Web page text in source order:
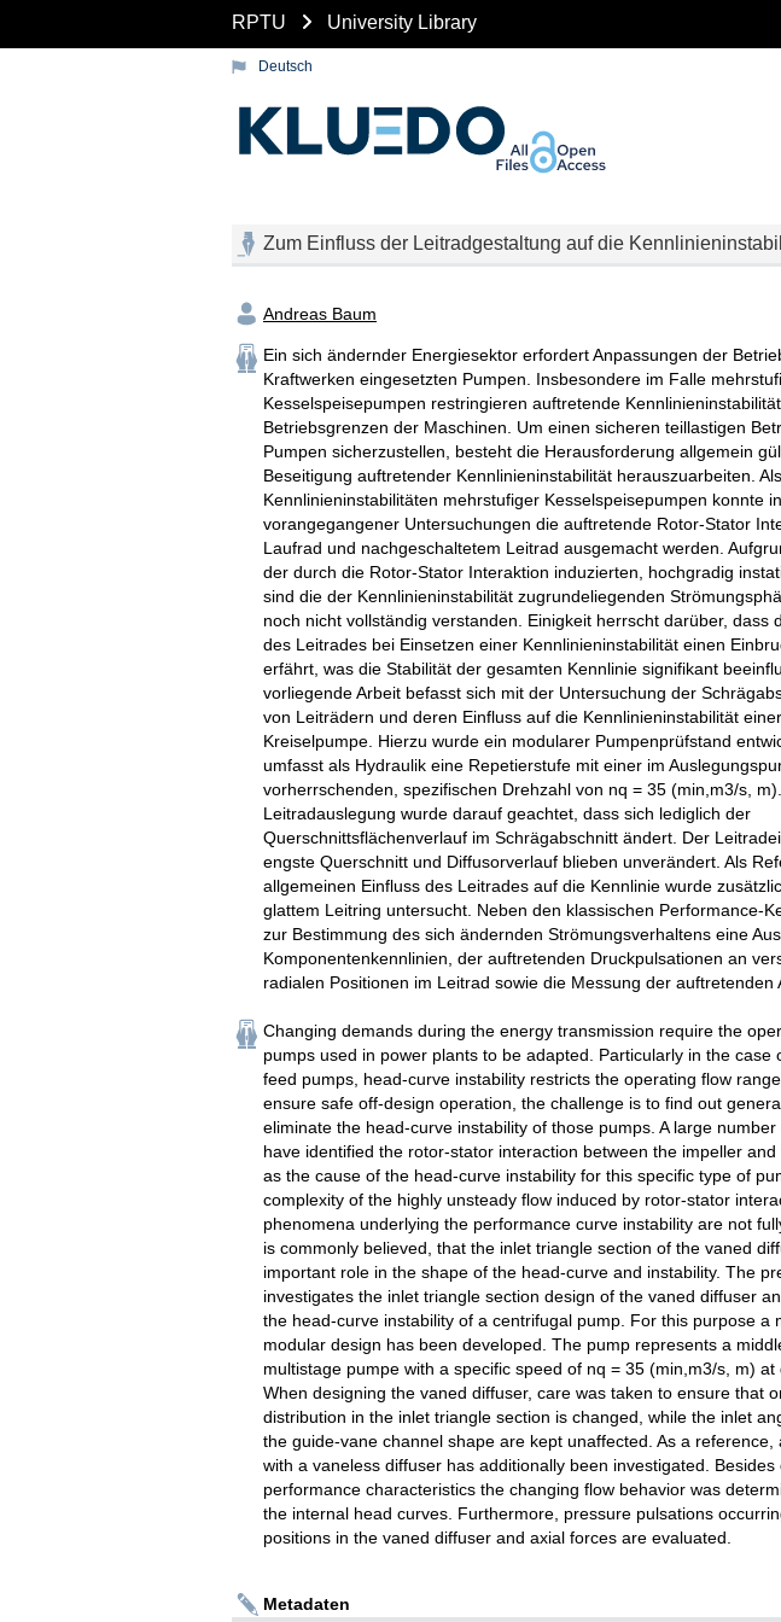
RPTU University Library
Deutsch
Zum Einfluss der Leitradgestaltung auf die
Andreas Baum
Ein sich ändernder Energiesektor erfordert Anpassungen der
Kraftwerken eingesetzten Pumpen. Insbesondere im Falle
Kesselspeisepumpen restringieren auftretende
Betriebsgrenzen der Maschinen. Um einen sicheren teillastigen
Pumpen sicherzustellen, besteht die Herausforderung allgemein
Beseitigung auftretender Kennlinieninstabilität herauszuarbeiten.
Kennlinieninstabilitäten mehrstufiger Kesselspeisepumpen konnte
vorangegangener Untersuchungen die auftretende Rotor-Stator
Laufrad und nachgeschaltetem Leitrad ausgemacht werden.
der durch die Rotor-Stator Interaktion induzierten, hochgradig
sind die der Kennlinieninstabilität zugrundeliegenden
noch nicht vollständig verstanden. Einigkeit herrscht darüber, dass
des Leitrades bei Einsetzen einer Kennlinieninstabilität einen
erfährt, was die Stabilität der gesamten Kennlinie signifikant
vorliegende Arbeit befasst sich mit der Untersuchung der
von Leiträdern und deren Einfluss auf die Kennlinieninstabilität
Kreiselpumpe. Hierzu wurde ein modularer Pumpenprüfstand
umfasst als Hydraulik eine Repetierstufe mit einer im
vorherrschenden, spezifischen Drehzahl von nq = 35 (min,m3/s,
Leitradauslegung wurde darauf geachtet, dass sich lediglich der
Querschnittsflächenverlauf im Schrägabschnitt ändert. Der
engste Querschnitt und Diffusorverlauf blieben unverändert. Als
allgemeinen Einfluss des Leitrades auf die Kennlinie wurde
glattem Leitring untersucht. Neben den klassischen Performance-
zur Bestimmung des sich ändernden Strömungsverhaltens eine
Komponentenkennlinien, der auftretenden Druckpulsationen an
radialen Positionen im Leitrad sowie die Messung der auftretenden
Changing demands during the energy transmission require the
pumps used in power plants to be adapted. Particularly in the case
feed pumps, head-curve instability restricts the operating flow
ensure safe off-design operation, the challenge is to find out
eliminate the head-curve instability of those pumps. A large
have identified the rotor-stator interaction between the impeller
as the cause of the head-curve instability for this specific type of
complexity of the highly unsteady flow induced by rotor-stator
phenomena underlying the performance curve instability are not
is commonly believed, that the inlet triangle section of the vaned
important role in the shape of the head-curve and instability. The
investigates the inlet triangle section design of the vaned diffuser
the head-curve instability of a centrifugal pump. For this purpose a
modular design has been developed. The pump represents a
multistage pumpe with a specific speed of nq = 35 (min,m3/s, m) at
When designing the vaned diffuser, care was taken to ensure that
distribution in the inlet triangle section is changed, while the inlet
the guide-vane channel shape are kept unaffected. As a reference,
with a vaneless diffuser has additionally been investigated. Besides
performance characteristics the changing flow behavior was
the internal head curves. Furthermore, pressure pulsations
positions in the vaned diffuser and axial forces are evaluated.
Metadaten